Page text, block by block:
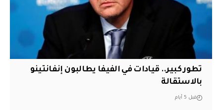
تطور كبير.. قيادات في الفيفا يطالبون إنفانتينو
بالاستقالة
قبل 5 أيام